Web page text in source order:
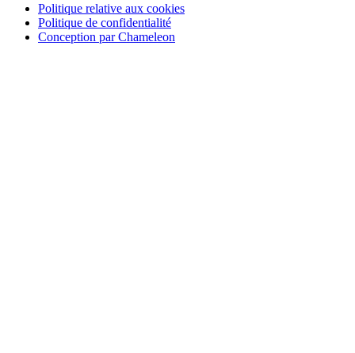
Politique relative aux cookies
Politique de confidentialité
Conception par Chameleon